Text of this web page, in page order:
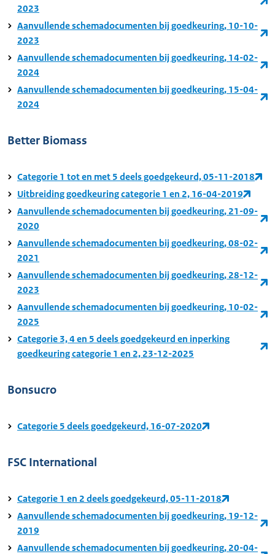
2023
Aanvullende schemadocumenten bij goedkeuring, 10-10-
2023
Aanvullende schemadocumenten bij goedkeuring, 14-02-
2024
Aanvullende schemadocumenten bij goedkeuring, 15-04-
2024
Better Biomass
Categorie 1 tot en met 5 deels goedgekeurd, 05-11-2018
Uitbreiding goedkeuring categorie 1 en 2, 16-04-2019
Aanvullende schemadocumenten bij goedkeuring, 21-09-
2020
Aanvullende schemadocumenten bij goedkeuring, 08-02-
2021
Aanvullende schemadocumenten bij goedkeuring, 28-12-
2023
Aanvullende schemadocumenten bij goedkeuring, 10-02-
2025
Categorie 3, 4 en 5 deels goedgekeurd en inperking
goedkeuring categorie 1 en 2, 23-12-2025
Bonsucro
Categorie 5 deels goedgekeurd, 16-07-2020
FSC International
Categorie 1 en 2 deels goedgekeurd, 05-11-2018
Aanvullende schemadocumenten bij goedkeuring, 19-12-
2019
Aanvullende schemadocumenten bij goedkeuring, 20-04-